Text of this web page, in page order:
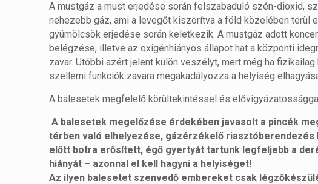
A mustgáz a must erjedése során felszabaduló szén-dioxid,
nehezebb gáz, ami a levegőt kiszorítva a föld közelében terül
gyümölcsök erjedése során keletkezik. A mustgáz adott
belégzése, illetve az oxigénhiányos állapot hat a központi
zavar. Utóbbi azért jelent külön veszélyt, mert még ha
szellemi funkciók zavara megakadályozza a helyiség
A balesetek megfelelő körültekintéssel és
A balesetek megelőzése érdekében javasolt a pincék
térben való elhelyezése, gázérzékelő riasztóberendezés
előtt botra erősített, égő gyertyát tartunk legfeljebb a
hiányát – azonnal el kell hagyni a helyiséget!
Az ilyen balesetet szenvedő embereket csak